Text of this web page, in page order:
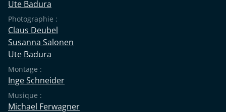
Ute Badura
Photographie :
Claus Deubel
Susanna Salonen
Ute Badura
Montage :
Inge Schneider
Musique :
Michael Ferwagner